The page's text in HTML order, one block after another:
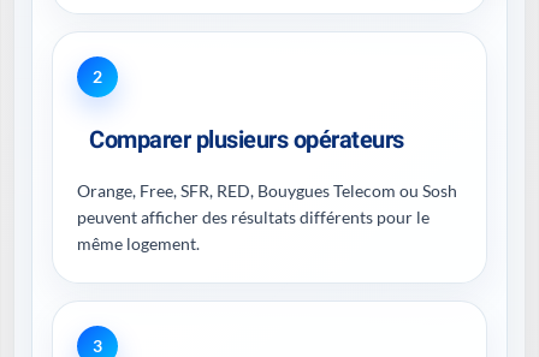
2
Comparer plusieurs opérateurs
Orange, Free, SFR, RED, Bouygues Telecom ou Sosh
peuvent afficher des résultats différents pour le
même logement.
3